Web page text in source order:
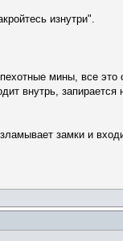
изнутри".
мины, все
внутрь, запирается
замки и